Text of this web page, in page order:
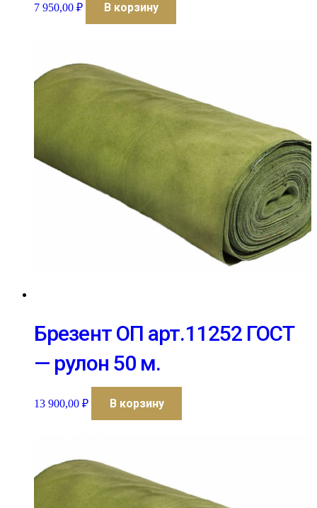
7 950,00 ₽ В корзину
Брезент ОП арт.11252 ГОСТ
— рулон 50 м.
13 900,00 ₽ В корзину